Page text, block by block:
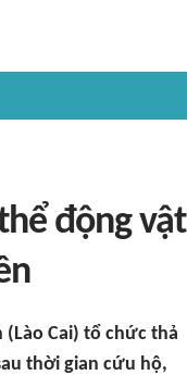
động vật
(Lào Cai) tổ chức thả
thời gian cứu hộ,